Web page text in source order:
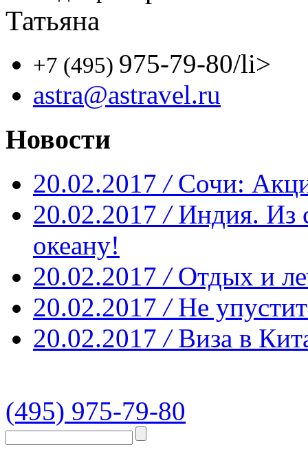
Татьяна
+7 (495) 975-79-80/li>
astra@astravel.ru
Новости
20.02.2017 / Сочи:
20.02.2017 / Индия. Из
океану!
20.02.2017 / Отдых и
20.02.2017 / Не
20.02.2017 / Виза в
(495) 975-79-80